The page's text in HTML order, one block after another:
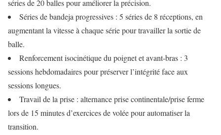
séries de 20 balles pour améliorer la précision.
Séries de bandeja progressives : 5 séries de 8 réceptions, en
augmentant la vitesse à chaque série pour travailler la sortie de
balle.
Renforcement isocinétique du poignet et avant‑bras : 3
sessions hebdomadaires pour préserver l’intégrité face aux
sessions longues.
Travail de la prise : alternance prise continentale/prise ferme
lors de 15 minutes d’exercices de volée pour automatiser la
transition.